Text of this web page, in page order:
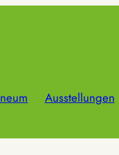
Ausstellungen